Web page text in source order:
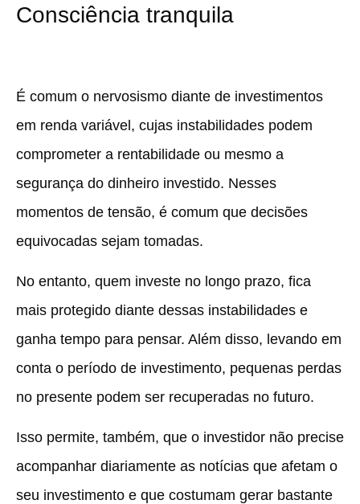
Consciência tranquila
É comum o nervosismo diante de investimentos
em renda variável, cujas instabilidades podem
comprometer a rentabilidade ou mesmo a
segurança do dinheiro investido. Nesses
momentos de tensão, é comum que decisões
equivocadas sejam tomadas.
No entanto, quem investe no longo prazo, fica
mais protegido diante dessas instabilidades e
ganha tempo para pensar. Além disso, levando em
conta o período de investimento, pequenas perdas
no presente podem ser recuperadas no futuro.
Isso permite, também, que o investidor não precise
acompanhar diariamente as notícias que afetam o
seu investimento e que costumam gerar bastante